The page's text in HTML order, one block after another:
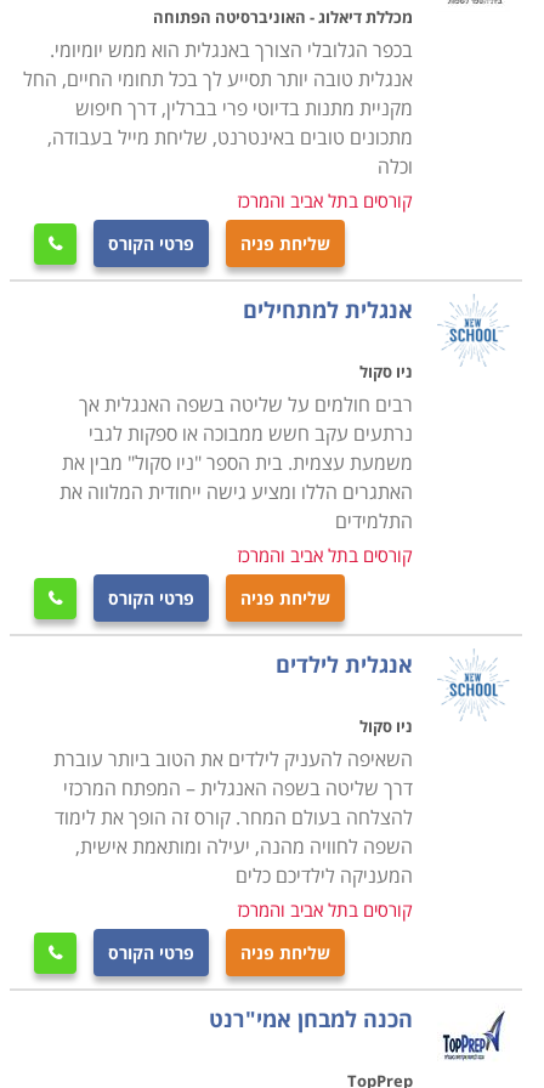
שביניהן
מכללת אור יהודה שנמצאת באליהו סעדון 87 אור
יהודה - סניף אור יהודה
דאלווי Dalloway שנמצאת בבן זאב 8 ראשל"צ
7528952 - סניף ראשון לציון
מכללת דיאלוג - האוניברסיטה הפתוחה שנמצאת
בצומת הכפר הירוק, רמת השרון - סניף אשדוד
תל אביב - סניף תל אביב
השתדלנו לאסוף עבורכם את מיטב תכניות הלימודים, ואנחנו
מקווים שהצלחנו בכך, אך אם בכל אופן לא מצאתם בדיוק
את קורס אנגלית בתל אביב והמרכז, אנו מזמינים אתכם
להתקשר ליועצות הלימודים המיומנות שלנו, שינסו לאתר
עבורכם עוד הזדמנויות אטרקטיביות שיתאימו לצרכיכם.
מכללת דיאלוג - האוניברסיטה הפתוחה
בכפר הגלובלי הצורך באנגלית הוא ממש יומיומי.
אנגלית טובה יותר תסייע לך בכל תחומי החיים, החל
מקניית מתנות בדיוטי פרי בברלין, דרך חיפוש
מתכונים טובים באינטרנט, שליחת מייל בעבודה,
וכלה
קורסים בתל אביב והמרכז
שליחת פניה פרטי הקורס 
אנגלית למתחילים
ניו סקול
רבים חולמים על שליטה בשפה האנגלית אך
נרתעים עקב חשש ממבוכה או ספקות לגבי
משמעת עצמית. בית הספר "ניו סקול" מבין את
האתגרים הללו ומציע גישה ייחודית המלווה את
התלמידים
קורסים בתל אביב והמרכז
שליחת פניה פרטי הקורס 
אנגלית לילדים
ניו סקול
השאיפה להעניק לילדים את הטוב ביותר עוברת
דרך שליטה בשפה האנגלית – המפתח המרכזי
להצלחה בעולם המחר. קורס זה הופך את לימוד
השפה לחוויה מהנה, יעילה ומותאמת אישית,
המעניקה לילדיכם כלים
קורסים בתל אביב והמרכז
שליחת פניה פרטי הקורס 
הכנה למבחן אמי"רנט
TopPrep